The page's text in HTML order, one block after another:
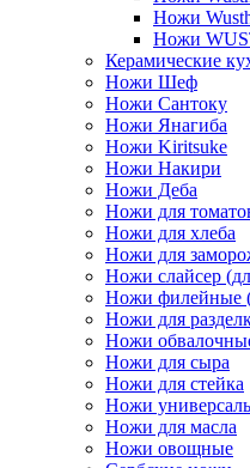
Ножи
Ножи
Керамические
Ножи Шеф
Ножи Сантоку
Ножи Янагиба
Ножи Kiritsuke
Ножи Накири
Ножи Деба
Ножи для
Ножи для хлеба
Ножи для
Ножи слайсер
Ножи филейные
Ножи для
Ножи
Ножи для сыра
Ножи для стейка
Ножи
Ножи для масла
Ножи овощные